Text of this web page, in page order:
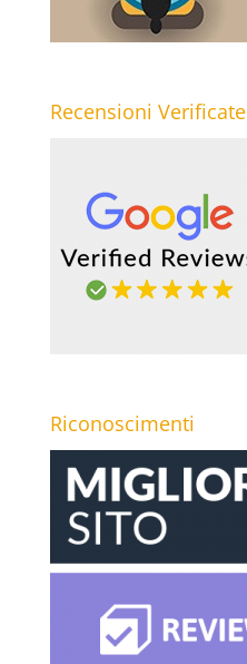
Recensioni Verificate
Riconoscimenti